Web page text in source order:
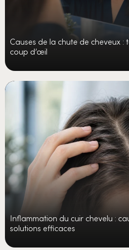
Causes de la chute de cheveux :
coup d’œil
Inflammation du cuir chevelu :
solutions efficaces